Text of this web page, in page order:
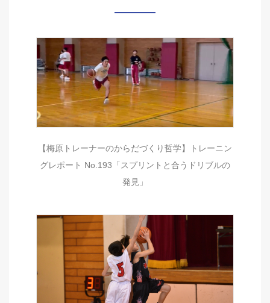
【梅原トレーナーのからだづくり哲学】トレーニン
グレポート No.193「スプリントと合うドリブルの
発見」